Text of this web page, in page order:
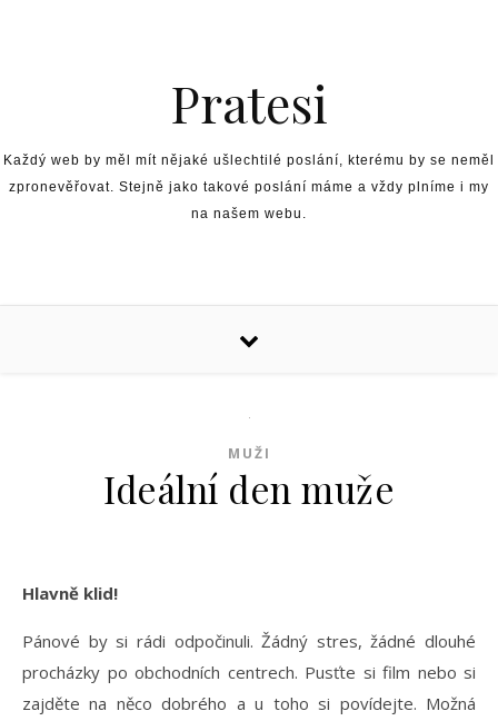
Pratesi
Každý web by měl mít nějaké ušlechtilé poslání, kterému by se neměl
zpronevěřovat. Stejně jako takové poslání máme a vždy plníme i my
na našem webu.
MUŽI
Ideální den muže
Hlavně klid!
Pánové by si rádi odpočinuli. Žádný stres, žádné dlouhé
procházky po obchodních centrech. Pusťte si film nebo si
zajděte na něco dobrého a u toho si povídejte. Možná